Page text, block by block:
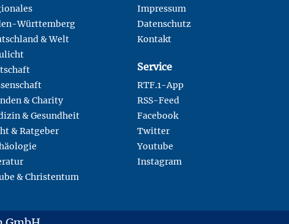
Württemberg
& Welt
& Charity
& Gesundheit
& Ratgeber
& Christentum
Impressum
Datenschutz
Kontakt
Service
RTF.1-App
RSS-Feed
Facebook
Twitter
Youtube
Instagram